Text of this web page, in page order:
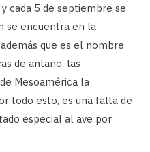
y cada 5 de septiembre se
se encuentra en la
que es el nombre
de antaño, las
Mesoamérica la
todo esto, es una falta de
especial al ave por